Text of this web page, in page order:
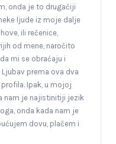
onda je to drugačiji
ljude iz moje dalje
ili rečenice,
od mene, naročito
mi se obraćaju i
prema ova dva
Ipak, u mojoj
nam je najistinitiji jezik
onda kada nam je
dovu, plačem i